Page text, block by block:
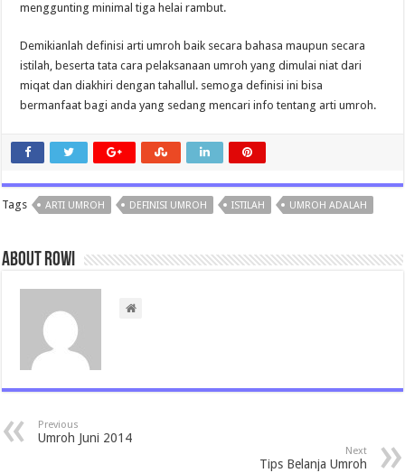
menggunting minimal tiga helai rambut.
Demikianlah definisi arti umroh baik secara bahasa maupun secara
istilah, beserta tata cara pelaksanaan umroh yang dimulai niat dari
miqat dan diakhiri dengan tahallul. semoga definisi ini bisa
bermanfaat bagi anda yang sedang mencari info tentang arti umroh.
Tags ARTI UMROH DEFINISI UMROH ISTILAH UMROH ADALAH
About rowi
Previous
Umroh Juni 2014
Next
Tips Belanja Umroh